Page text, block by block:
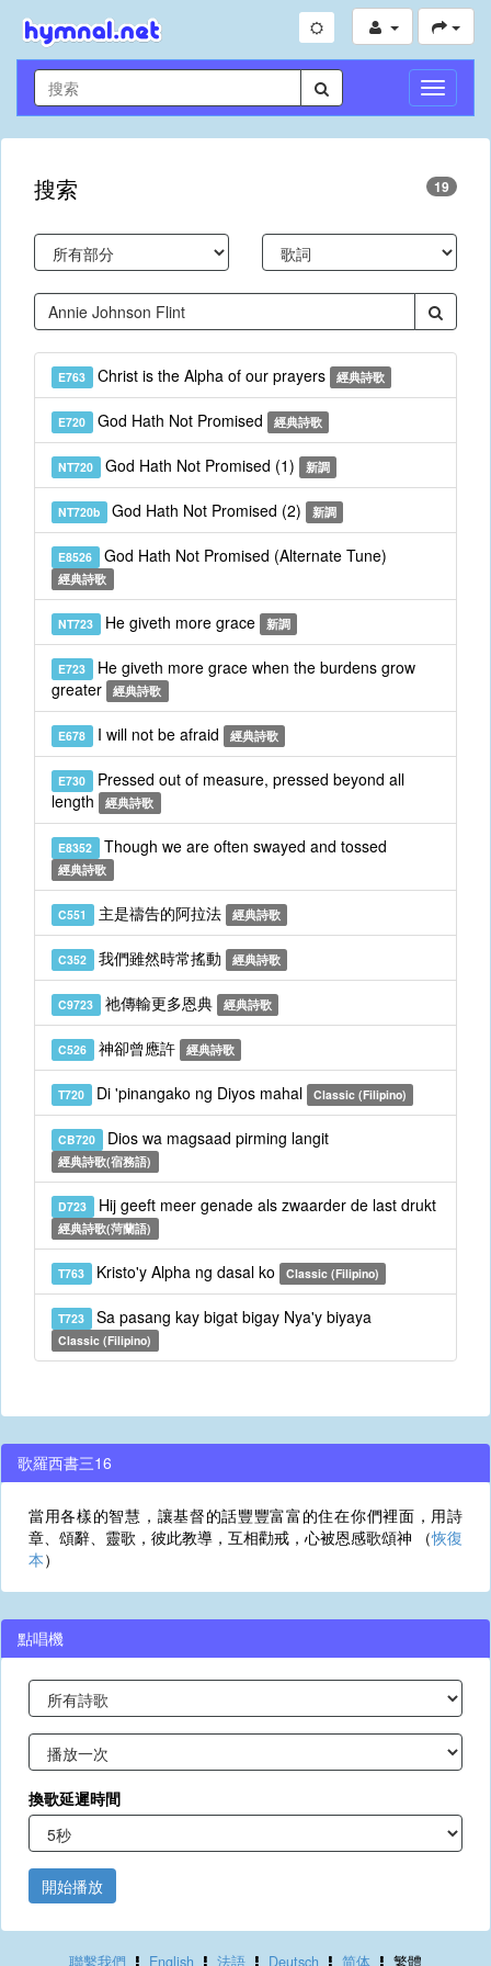
切
換
導
搜索 19
E763 Christ is the Alpha of our prayers 經典詩歌
E720 God Hath Not Promised 經典詩歌
NT720 God Hath Not Promised (1) 新調
NT720b God Hath Not Promised (2) 新調
E8526 God Hath Not Promised (Alternate Tune)
經典詩歌
NT723 He giveth more grace 新調
E723 He giveth more grace when the burdens grow
greater
經典詩歌
E678 I will not be afraid 經典詩歌
E730 Pressed out of measure, pressed beyond all
length
經典詩歌
E8352 Though we are often swayed and tossed
經典詩歌
C551 主是禱告的阿拉法 經典詩歌
C352 我們雖然時常搖動 經典詩歌
C9723 祂傳輸更多恩典 經典詩歌
C526 神卻曾應許 經典詩歌
T720 Di 'pinangako ng Diyos mahal Classic (Filipino)
CB720 Dios wa magsaad pirming langit
經典詩歌(宿務語)
D723 Hij geeft meer genade als zwaarder de last drukt
經典詩歌(菏蘭語)
T763 Kristo'y Alpha ng dasal ko Classic (Filipino)
T723 Sa pasang kay bigat bigay Nya'y biyaya
Classic (Filipino)
歌羅西書三16
當用各樣的智慧，讓基督的話豐豐富富的住在你們裡面，用詩
章、頌辭、靈歌，彼此教導，互相勸戒，心被恩感歌頌神 （恢復
本）
點唱機
換歌延遲時間
開始播放
聯繫我們 English 法語 Deutsch 简体 繁體